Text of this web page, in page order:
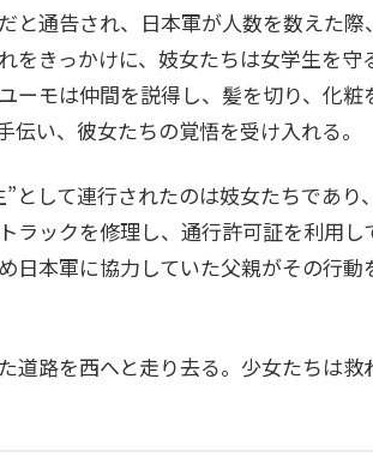
と通告され、日本軍が人数を数えた
をきっかけに、妓女たちは女学生を
ーモは仲間を説得し、髪を切り、化
伝い、彼女たちの覚悟を受け入れる。
として連行されたのは妓女たちであり
ラックを修理し、通行許可証を利用
日本軍に協力していた父親がその行
道路を西へと走り去る。少女たちは